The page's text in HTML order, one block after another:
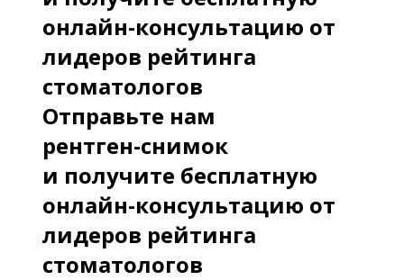
онлайн-консультацию от
лидеров рейтинга
стоматологов
Отправьте нам
рентген-снимок
и получите бесплатную
онлайн-консультацию от
лидеров рейтинга
стоматологов